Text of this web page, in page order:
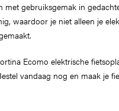
gebruiksgemak in
waardoor je niet alleen je
Ecomo elektrische
vandaag nog en maak je